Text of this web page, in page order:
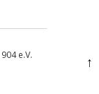
e.V. ↑